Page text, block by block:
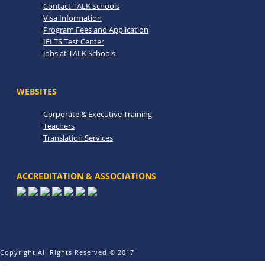
Contact TALK Schools
Visa Information
Program Fees and Application
IELTS Test Center
Jobs at TALK Schools
WEBSITES
Corporate & Executive Training
Teachers
Translation Services
ACCREDITATION & ASSOCIATIONS
Copyright All Rights Reserved © 2017